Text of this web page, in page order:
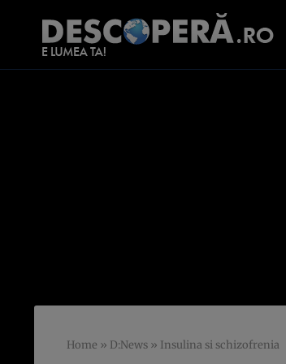
Home » D:News » Insulina si schizofrenia